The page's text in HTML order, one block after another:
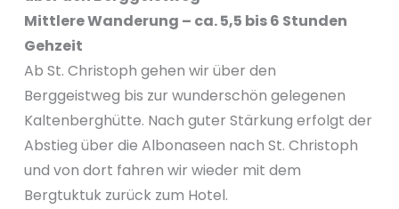
Mittlere Wanderung – ca. 5,5 bis 6 Stunden
Gehzeit
Ab St. Christoph gehen wir über den
Berggeistweg bis zur wunderschön gelegenen
Kaltenberghütte. Nach guter Stärkung erfolgt der
Abstieg über die Albonaseen nach St. Christoph
und von dort fahren wir wieder mit dem
Bergtuktuk zurück zum Hotel.